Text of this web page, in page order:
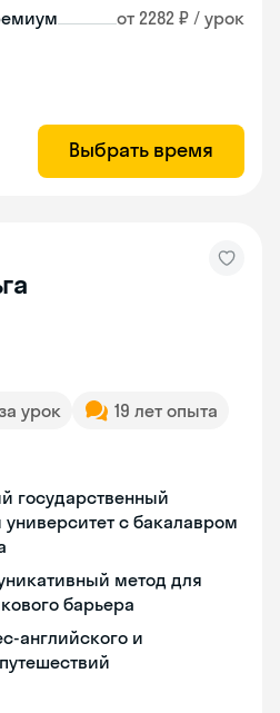
от 2282 ₽ / урок
Выбрать время
урок
19 лет опыта
государственный
с бакалавром
метод для
барьера
английского и